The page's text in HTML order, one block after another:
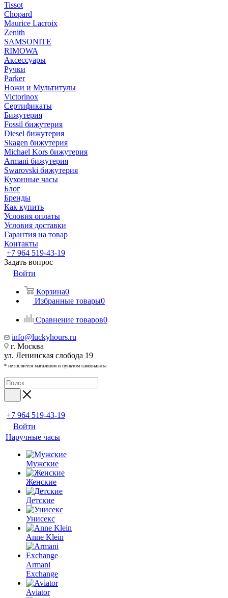
Tissot
Chopard
Maurice Lacroix
Zenith
SAMSONITE
RIMOWA
Аксессуары
Ручки
Parker
Ножи и Мультитулы
Victorinox
Сертификаты
Бижутерия
Fossil бижутерия
Diesel бижутерия
Skagen бижутерия
Michael Kors бижутерия
Armani бижутерия
Swarovski бижутерия
Кухонные часы
Блог
Бренды
Как купить
Условия оплаты
Условия доставки
Гарантия на товар
Контакты
+7 964 519-43-19
Задать вопрос
Войти
Корзина0
Избранные товары0
Сравнение товаров0
info@luckyhours.ru
г. Москва
ул. Ленинская слобода 19
* не является магазином и пунктом самовывоза
+7 964 519-43-19
Войти
Наручные часы
Мужские
Женские
Детские
Унисекс
Anne Klein
Armani
Exchange
Aviator